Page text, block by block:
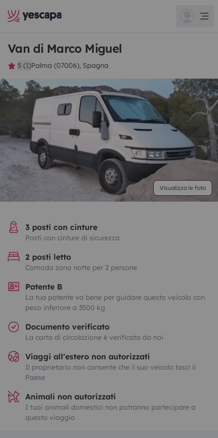
Van di Marco Miguel
5 (1)Palma (07006), Spagna
Visualizza le foto
3 posti con cinture
Posti con cinture di sicurezza
2 posti letto
Comoda zona notte per 2 persone
Patente B
La tua patente va bene per guidare questo veicolo con
peso inferiore a 3500 kg
Documento verificato
La carta di circolazione è verificata da noi
Viaggi all'estero non autorizzati
Il proprietario non consente che il suo veicolo lasci il
Paese
Animali non autorizzati
I tuoi animali domestici non potranno partecipare a
questo viaggio